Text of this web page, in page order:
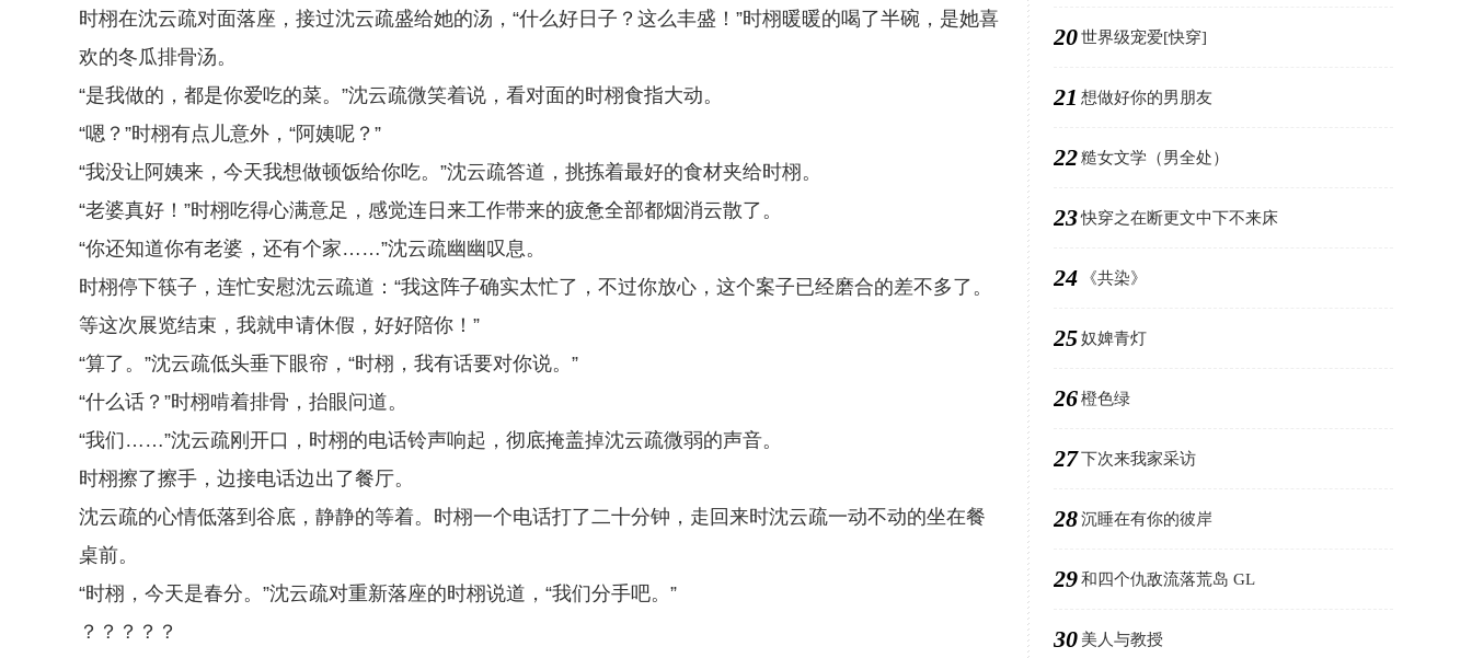
时栩在沈云疏对面落座，接过沈云疏盛给她的汤，“什么好日子？这么丰盛！”时栩暖暖的喝了半碗，是她喜
欢的冬瓜排骨汤。
“是我做的，都是你爱吃的菜。”沈云疏微笑着说，看对面的时栩食指大动。
“嗯？”时栩有点儿意外，“阿姨呢？”
“我没让阿姨来，今天我想做顿饭给你吃。”沈云疏答道，挑拣着最好的食材夹给时栩。
“老婆真好！”时栩吃得心满意足，感觉连日来工作带来的疲惫全部都烟消云散了。
“你还知道你有老婆，还有个家……”沈云疏幽幽叹息。
时栩停下筷子，连忙安慰沈云疏道：“我这阵子确实太忙了，不过你放心，这个案子已经磨合的差不多了。
等这次展览结束，我就申请休假，好好陪你！”
“算了。”沈云疏低头垂下眼帘，“时栩，我有话要对你说。”
“什么话？”时栩啃着排骨，抬眼问道。
“我们……”沈云疏刚开口，时栩的电话铃声响起，彻底掩盖掉沈云疏微弱的声音。
时栩擦了擦手，边接电话边出了餐厅。
沈云疏的心情低落到谷底，静静的等着。时栩一个电话打了二十分钟，走回来时沈云疏一动不动的坐在餐
桌前。
“时栩，今天是春分。”沈云疏对重新落座的时栩说道，“我们分手吧。”
？？？？？
20世界级宠爱[快穿]
21 想做好你的男朋友
22糙女文学（男全处）
23快穿之在断更文中下不来床
24 《共染》
25奴婢青灯
26橙色绿
27下次来我家采访
28沉睡在有你的彼岸
29和四个仇敌流落荒岛 GL
30 美人与教授